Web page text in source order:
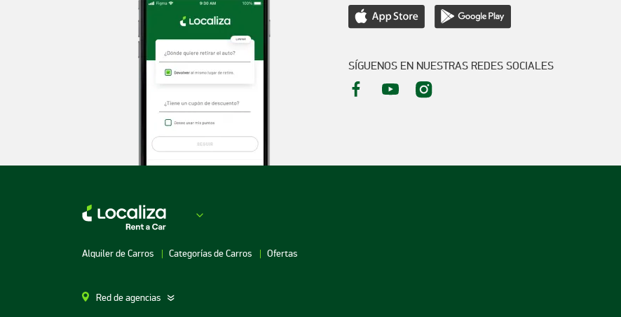
SÍGUENOS EN NUESTRAS REDES SOCIALES
Alquiler de Carros Categorías de Carros Ofertas
Red de agencias